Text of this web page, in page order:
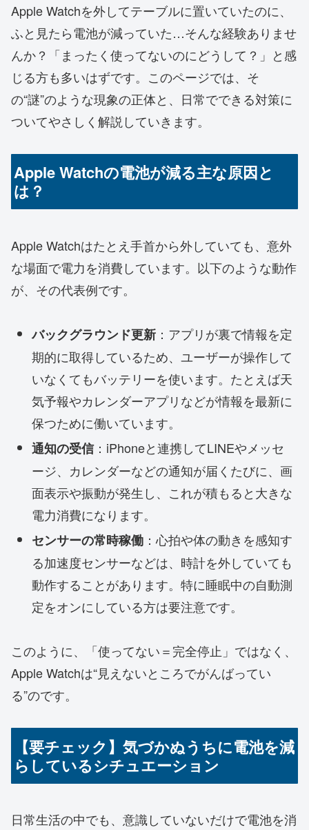
Apple Watchを外してテーブルに置いていたのに、
ふと見たら電池が減っていた…そんな経験ありませ
んか？「まったく使ってないのにどうして？」と感
じる方も多いはずです。このページでは、そ
の“謎”のような現象の正体と、日常でできる対策に
ついてやさしく解説していきます。
Apple Watchの電池が減る主な原因と
は？
Apple Watchはたとえ手首から外していても、意外
な場面で電力を消費しています。以下のような動作
が、その代表例です。
バックグラウンド更新：アプリが裏で情報を定
期的に取得しているため、ユーザーが操作して
いなくてもバッテリーを使います。たとえば天
気予報やカレンダーアプリなどが情報を最新に
保つために働いています。
通知の受信：iPhoneと連携してLINEやメッセ
ージ、カレンダーなどの通知が届くたびに、画
面表示や振動が発生し、これが積もると大きな
電力消費になります。
センサーの常時稼働：心拍や体の動きを感知す
る加速度センサーなどは、時計を外していても
動作することがあります。特に睡眠中の自動測
定をオンにしている方は要注意です。
このように、「使ってない＝完全停止」ではなく、
Apple Watchは“見えないところでがんばってい
る”のです。
【要チェック】気づかぬうちに電池を減
らしているシチュエーション
日常生活の中でも、意識していないだけで電池を消